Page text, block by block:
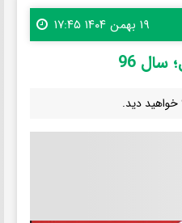
۱۹ بهمن ۱۴۰۴ ۱۷:۴۵